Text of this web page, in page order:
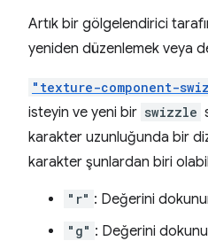
Artık bir gölgelendirici
yeniden düzenlemek veya
"texture-component-
isteyin ve yeni bir swizzle
karakter uzunluğunda bir
karakter şunlardan biri
"r" : Değerini
"g" : Değerini